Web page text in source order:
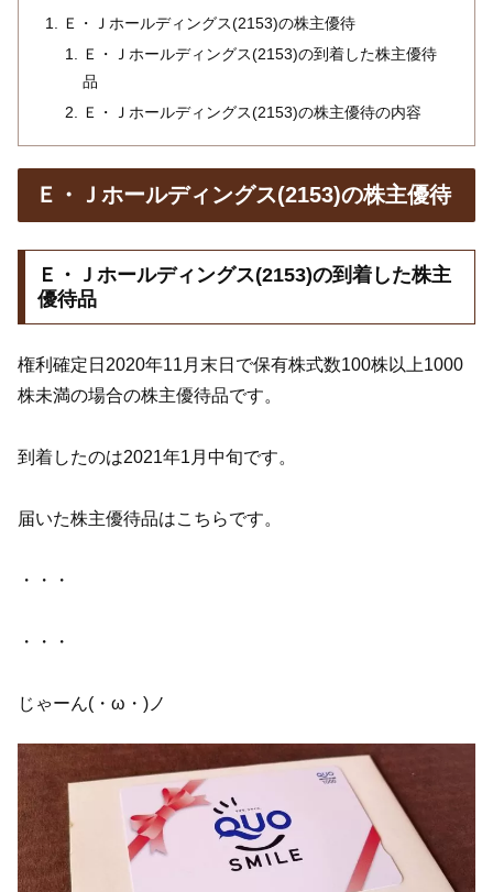
Ｅ・Ｊホールディングス(2153)の株主優待
Ｅ・Ｊホールディングス(2153)の到着した株主優待
品
Ｅ・Ｊホールディングス(2153)の株主優待の内容
Ｅ・Ｊホールディングス(2153)の株主優待
Ｅ・Ｊホールディングス(2153)の到着した株主
優待品
権利確定日2020年11月末日で保有株式数100株以上1000
株未満の場合の株主優待品です。
到着したのは2021年1月中旬です。
届いた株主優待品はこちらです。
・・・
・・・
じゃーん(・ω・)ノ